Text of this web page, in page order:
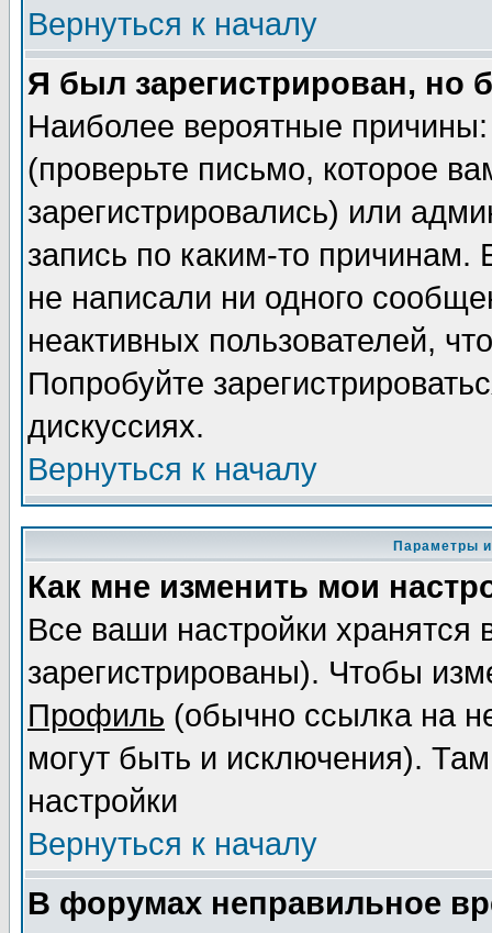
Вернуться к началу
Я был зарегистрирован, но
Наиболее вероятные
(проверьте письмо, которое
зарегистрировались) или
запись по каким-то
не написали ни одного
неактивных пользователей,
Попробуйте
дискуссиях.
Вернуться к началу
Параметры
Как мне изменить мои
Все ваши настройки
зарегистрированы). Чтобы
Профиль (обычно ссылка на
могут быть и исключения).
настройки
Вернуться к началу
В форумах неправильное